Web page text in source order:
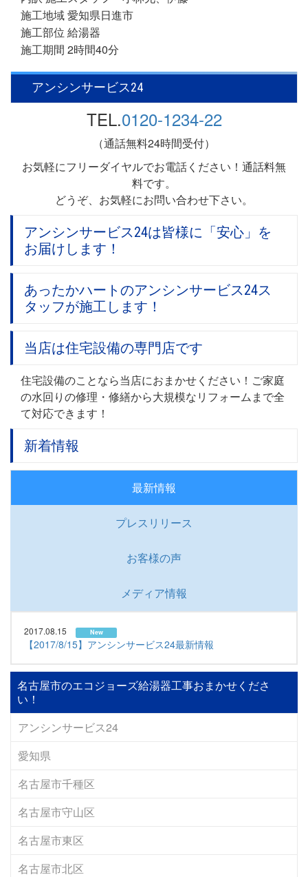
施工地域 愛知県日進市
施工部位 給湯器
施工期間 2時間40分
アンシンサービス24
TEL.0120-1234-22
（通話無料24時間受付）
お気軽にフリーダイヤルでお電話ください！通話料無
料です。
どうぞ、お気軽にお問い合わせ下さい。
アンシンサービス24は皆様に「安心」を
お届けします！
あったかハートのアンシンサービス24ス
タッフが施工します！
当店は住宅設備の専門店です
住宅設備のことなら当店におまかせください！ご家庭
の水回りの修理・修繕から大規模なリフォームまで全
て対応できます！
新着情報
最新情報
プレスリリース
お客様の声
メディア情報
2017.08.15 New
【2017/8/15】アンシンサービス24最新情報
名古屋市のエコジョーズ給湯器工事おまかせくださ
い！
アンシンサービス24
愛知県
名古屋市千種区
名古屋市守山区
名古屋市東区
名古屋市北区